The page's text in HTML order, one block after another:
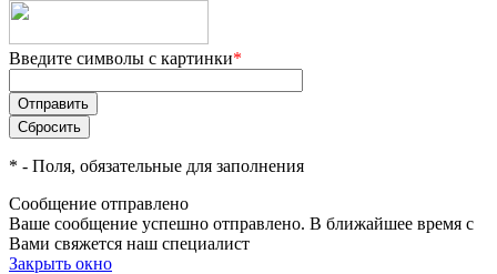
Введите символы с картинки*
* - Поля, обязательные для заполнения
Сообщение отправлено
Ваше сообщение успешно отправлено. В ближайшее время с
Вами свяжется наш специалист
Закрыть окно